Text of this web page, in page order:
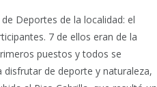
Deportes de la localidad: el
7 de ellos eran de la
puestos y todos se
de deporte y naturaleza,